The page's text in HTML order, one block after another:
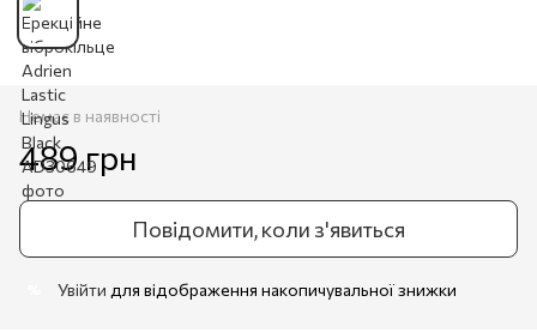
Немає в наявності
489 грн
Повідомити, коли з'явиться
Увійти для відображення накопичувальної знижки